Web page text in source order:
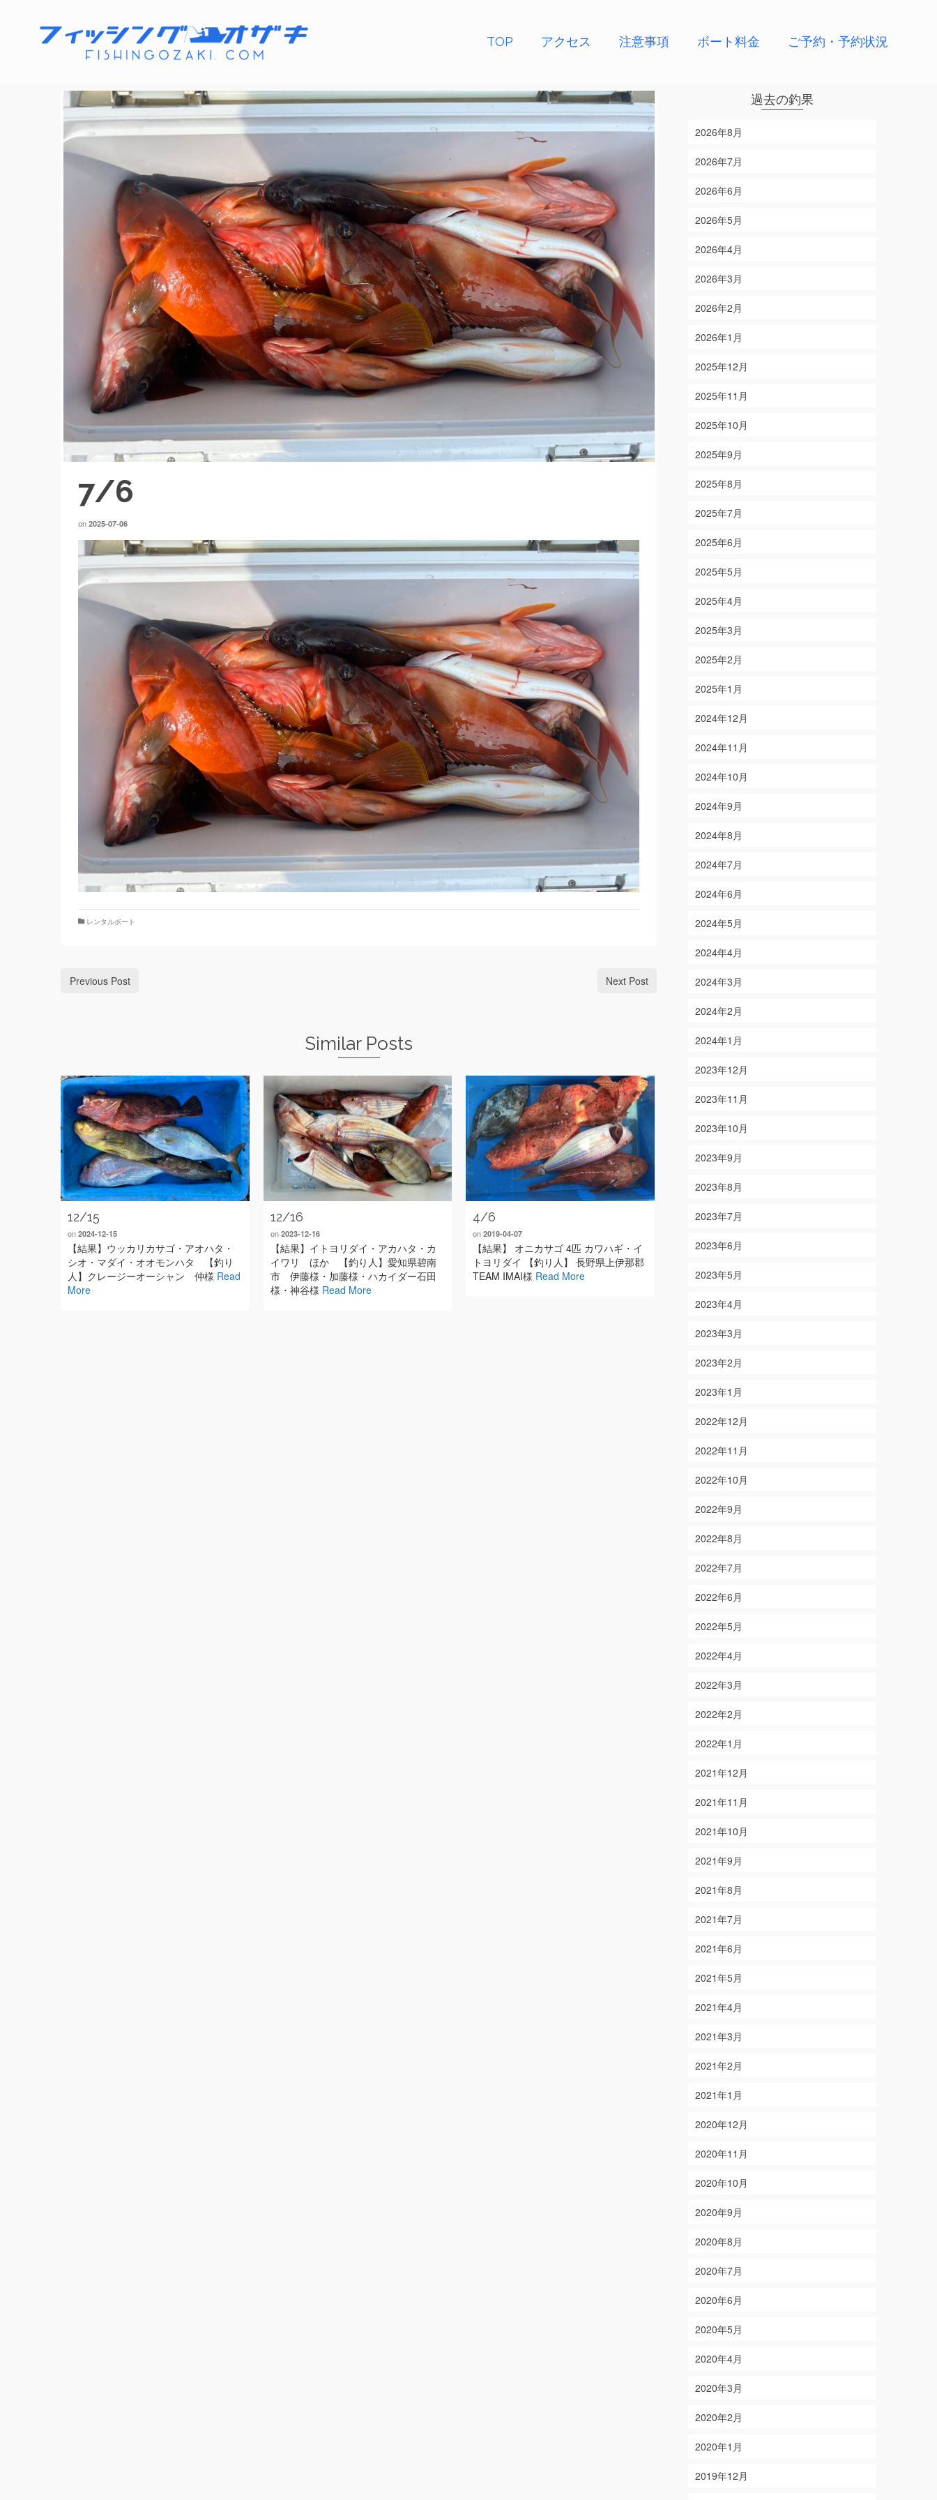
TOP アクセス 注意事項 ボート料金 ご予約・予約状況
7/6
on 2025-07-06
レンタルボート
Previous Post Next Post
Similar Posts
12/15
on 2024-12-15
【結果】ウッカリカサゴ・アオハタ・
シオ・マダイ・オオモンハタ 【釣り
人】クレージーオーシャン 仲様 Read
More
12/16
on 2023-12-16
【結果】イトヨリダイ・アカハタ・カ
イワリ ほか 【釣り人】愛知県碧南
市 伊藤様・加藤様・ハカイダー石田
様・神谷様 Read More
4/6
on2019-04-07
【結果】 オニカサゴ 4匹 カワハギ・イ
トヨリダイ 【釣り人】 長野県上伊那郡
TEAM IMAI様 Read More
4/13
【結果】イトヨリダイ 1匹カサゴ・アカ
様・伊藤様・杉本様
過去の釣果
2026年8月
2026年7月
2026年6月
2026年5月
2026年4月
2026年3月
2026年2月
2026年1月
2025年12月
2025年11月
2025年10月
2025年9月
2025年8月
2025年7月
2025年6月
2025年5月
2025年4月
2025年3月
2025年2月
2025年1月
2024年12月
2024年11月
2024年10月
2024年9月
2024年8月
2024年7月
2024年6月
2024年5月
2024年4月
2024年3月
2024年2月
2024年1月
2023年12月
2023年11月
2023年10月
2023年9月
2023年8月
2023年7月
2023年6月
2023年5月
2023年4月
2023年3月
2023年2月
2023年1月
2022年12月
2022年11月
2022年10月
2022年9月
2022年8月
2022年7月
2022年6月
2022年5月
2022年4月
2022年3月
2022年2月
2022年1月
2021年12月
2021年11月
2021年10月
2021年9月
2021年8月
2021年7月
2021年6月
2021年5月
2021年4月
2021年3月
2021年2月
2021年1月
2020年12月
2020年11月
2020年10月
2020年9月
2020年8月
2020年7月
2020年6月
2020年5月
2020年4月
2020年3月
2020年2月
2020年1月
2019年12月